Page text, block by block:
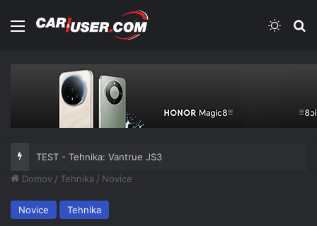
Meni
TEST - Tehnika: Vantrue JS3
Domov / Tehnika / Novice
Novice Tehnika